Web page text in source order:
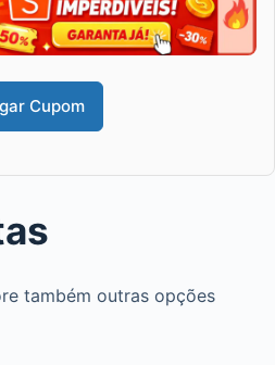
Cupom
também outras opções